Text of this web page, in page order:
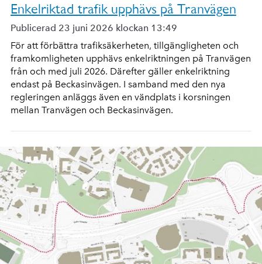
Enkelriktad trafik upphävs på Tranvägen
Publicerad 23 juni 2026 klockan 13:49
För att förbättra trafiksäkerheten, tillgängligheten och
framkomligheten upphävs enkelriktningen på Tranvägen
från och med juli 2026. Därefter gäller enkelriktning
endast på Beckasinvägen. I samband med den nya
regleringen anläggs även en vändplats i korsningen
mellan Tranvägen och Beckasinvägen.